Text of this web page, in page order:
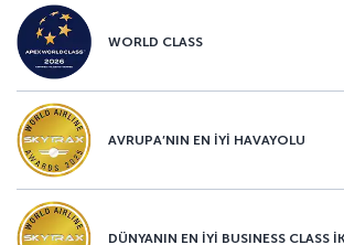
WORLD CLASS
AVRUPA’NIN EN İYİ HAVAYOLU
DÜNYANIN EN İYİ BUSINESS CLASS